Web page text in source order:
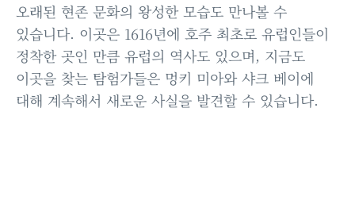
오래된 현존 문화의 왕성한 모습도 만나볼 수
있습니다. 이곳은 1616년에 호주 최초로 유럽인들이
정착한 곳인 만큼 유럽의 역사도 있으며, 지금도
이곳을 찾는 탐험가들은 멍키 미아와 샤크 베이에
대해 계속해서 새로운 사실을 발견할 수 있습니다.